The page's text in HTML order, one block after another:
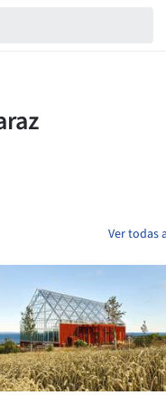
Ver todas